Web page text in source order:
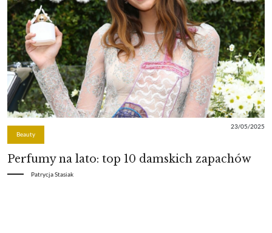
Beauty
23/05/2025
Perfumy na lato: top 10 damskich zapachów
Patrycja Stasiak